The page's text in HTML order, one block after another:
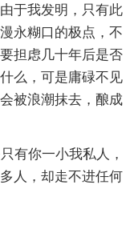
于我发明，只有此
永糊口的极点，不
担虑几十年后是否
么，可是庸碌不见
被浪潮抹去，酿成
有你一小我私人，
人，却走不进任何